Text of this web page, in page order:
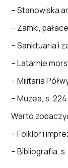
– Stanowiska
– Zamki,
– Sanktuaria i
– Latarnie
– Militaria
– Muzea, s. 224
Warto
– Folklor i
– Bibliografia,